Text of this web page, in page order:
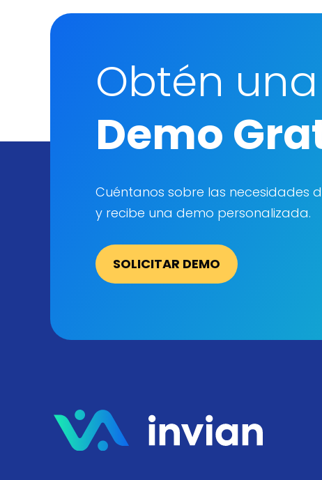
Obtén una
Demo
Cuéntanos sobre las necesidades
y recibe una demo personalizada.
SOLICITAR DEMO